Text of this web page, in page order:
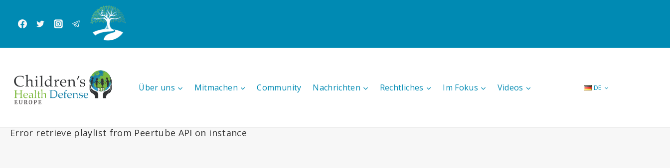
springen
Über uns Mitmachen Community Nachrichten Rechtliches Im Fokus Videos DE
Error retrieve playlist from Peertube API on instance